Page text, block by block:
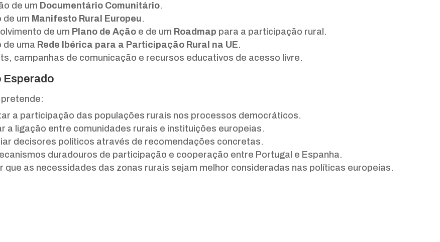
de um Documentário Comunitário.
de um Manifesto Rural Europeu.
de um Plano de Ação e de um Roadmap para a participação rural.
de uma Rede Ibérica para a Participação Rural na UE.
campanhas de comunicação e recursos educativos de acesso livre.
Esperado
a participação das populações rurais nos processos democráticos.
a ligação entre comunidades rurais e instituições europeias.
decisores políticos através de recomendações concretas.
duradouros de participação e cooperação entre Portugal e Espanha.
que as necessidades das zonas rurais sejam melhor consideradas nas políticas europeias.